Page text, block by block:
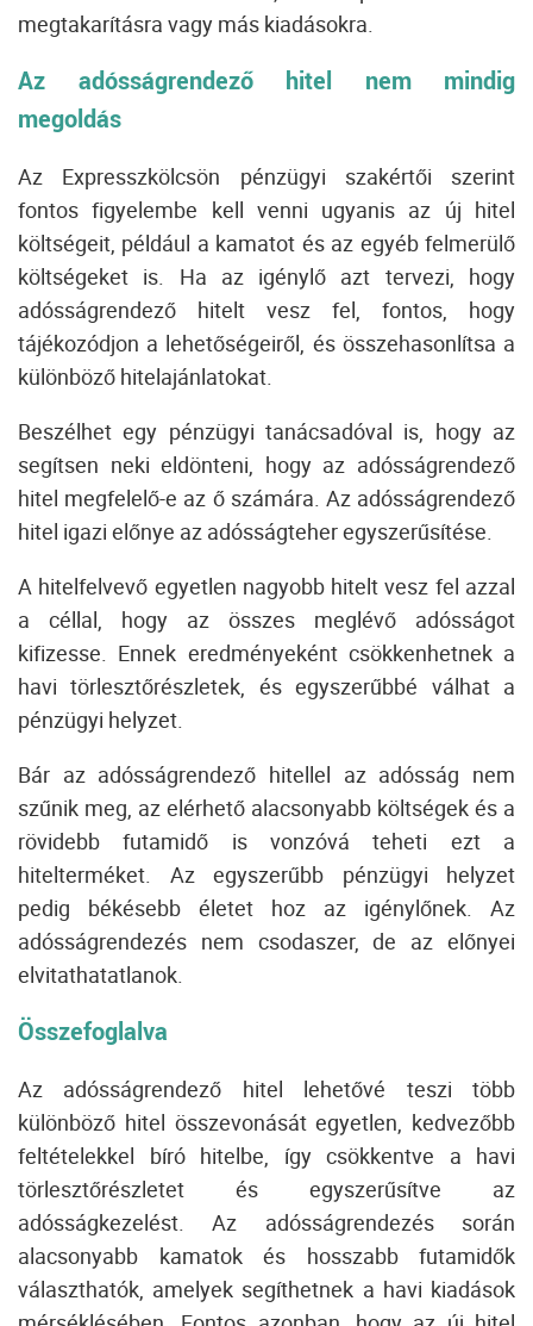
megtakarításra vagy más kiadásokra.
Az adósságrendező hitel nem mindig
megoldás
Az Expresszkölcsön pénzügyi szakértői szerint
fontos figyelembe kell venni ugyanis az új hitel
költségeit, például a kamatot és az egyéb felmerülő
költségeket is. Ha az igénylő azt tervezi, hogy
adósságrendező hitelt vesz fel, fontos, hogy
tájékozódjon a lehetőségeiről, és összehasonlítsa a
különböző hitelajánlatokat.
Beszélhet egy pénzügyi tanácsadóval is, hogy az
segítsen neki eldönteni, hogy az adósságrendező
hitel megfelelő-e az ő számára. Az adósságrendező
hitel igazi előnye az adósságteher egyszerűsítése.
A hitelfelvevő egyetlen nagyobb hitelt vesz fel azzal
a céllal, hogy az összes meglévő adósságot
kifizesse. Ennek eredményeként csökkenhetnek a
havi törlesztőrészletek, és egyszerűbbé válhat a
pénzügyi helyzet.
Bár az adósságrendező hitellel az adósság nem
szűnik meg, az elérhető alacsonyabb költségek és a
rövidebb futamidő is vonzóvá teheti ezt a
hitelterméket. Az egyszerűbb pénzügyi helyzet
pedig békésebb életet hoz az igénylőnek. Az
adósságrendezés nem csodaszer, de az előnyei
elvitathatatlanok.
Összefoglalva
Az adósságrendező hitel lehetővé teszi több
különböző hitel összevonását egyetlen, kedvezőbb
feltételekkel bíró hitelbe, így csökkentve a havi
törlesztőrészletet és egyszerűsítve az
adósságkezelést. Az adósságrendezés során
alacsonyabb kamatok és hosszabb futamidők
választhatók, amelyek segíthetnek a havi kiadások